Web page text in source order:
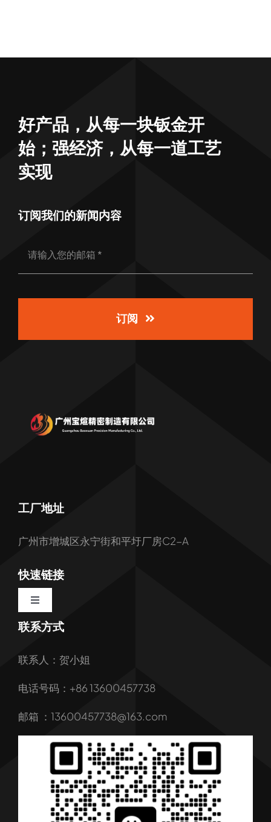
好产品，从每一块钣金开
始；强经济，从每一道工艺
实现
订阅我们的新闻内容
订阅
工厂地址
广州市增城区永宁街和平圩厂房C2-A
快速链接
Toggle
Navigation
首页
我们的服务
行业解决方案
联系方式
联系人：贺小姐
电话号码：+86 13600457738
邮箱 ：13600457738@163.com